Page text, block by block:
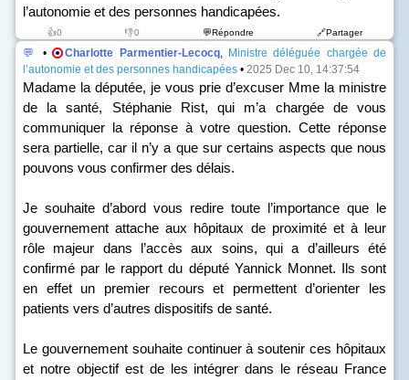
l’autonomie et des personnes handicapées.
👍0 👎0 💬Répondre 🔗Partager
💬 • Charlotte Parmentier-Lecocq, Ministre déléguée chargée de
l’autonomie et des personnes handicapées • 2025 Dec 10, 14:37:54
Madame la députée, je vous prie d’excuser Mme la ministre
de la santé, Stéphanie Rist, qui m’a chargée de vous
communiquer la réponse à votre question. Cette réponse
sera partielle, car il n’y a que sur certains aspects que nous
pouvons vous confirmer des délais.
Je souhaite d’abord vous redire toute l’importance que le
gouvernement attache aux hôpitaux de proximité et à leur
rôle majeur dans l’accès aux soins, qui a d’ailleurs été
confirmé par le rapport du député Yannick Monnet. Ils sont
en effet un premier recours et permettent d’orienter les
patients vers d’autres dispositifs de santé.
Le gouvernement souhaite continuer à soutenir ces hôpitaux
et notre objectif est de les intégrer dans le réseau France